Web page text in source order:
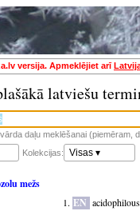
versija. Apmeklējiet arī
latviešu
daļu meklēšanai (piemēram,
Kolekcijas: Visas ▾
mežs
EN